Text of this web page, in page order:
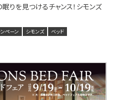
りを見つけるチャンス！シモンズ
ンペーン シモンズ ベッド